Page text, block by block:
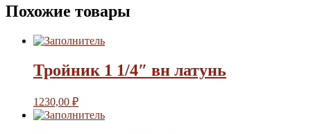
Похожие товары
Тройник 1 1/4″ вн латунь
1230,00 ₽